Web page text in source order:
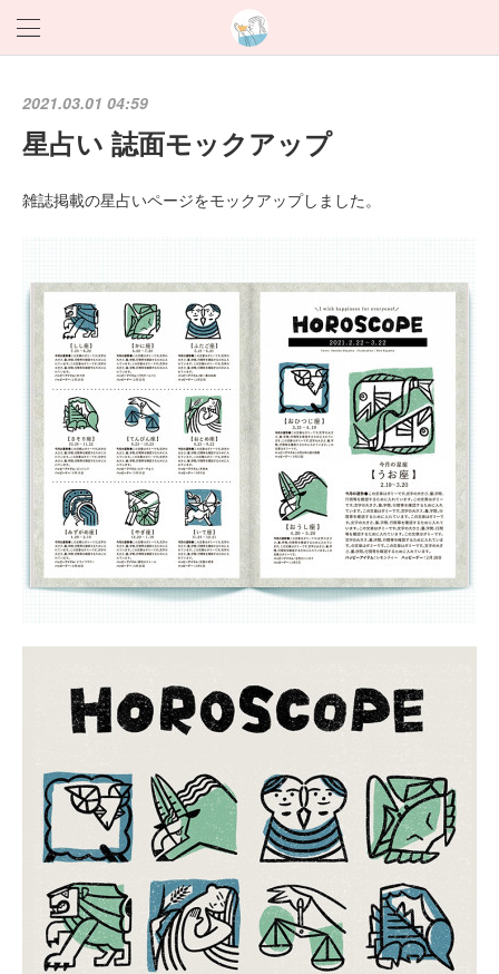
2021.03.01 04:59
星占い 誌面モックアップ
雑誌掲載の星占いページをモックアップしました。